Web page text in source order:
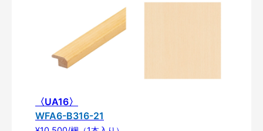
〈UA16〉
WFA6-B316-21